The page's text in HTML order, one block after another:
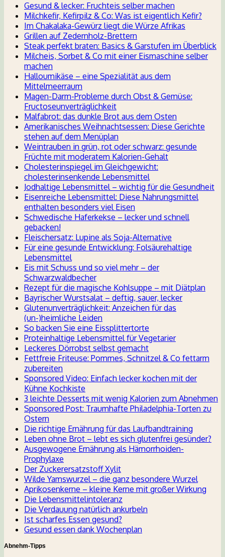
Gesund & lecker: Fruchteis selber machen
Milchkefir, Kefirpilz & Co: Was ist eigentlich Kefir?
Im Chakalaka-Gewürz liegt die Würze Afrikas
Grillen auf Zedernholz-Brettern
Steak perfekt braten: Basics & Garstufen im Überblick
Milcheis, Sorbet & Co mit einer Eismaschine selber
machen
Halloumikäse – eine Spezialität aus dem
Mittelmeerraum
Magen-Darm-Probleme durch Obst & Gemüse:
Fructoseunverträglichkeit
Malfabrot: das dunkle Brot aus dem Osten
Amerikanisches Weihnachtsessen: Diese Gerichte
stehen auf dem Menüplan
Weintrauben in grün, rot oder schwarz: gesunde
Früchte mit moderatem Kalorien-Gehalt
Cholesterinspiegel im Gleichgewicht:
cholesterinsenkende Lebensmittel
Jodhaltige Lebensmittel – wichtig für die Gesundheit
Eisenreiche Lebensmittel: Diese Nahrungsmittel
enthalten besonders viel Eisen
Schwedische Haferkekse – lecker und schnell
gebacken!
Fleischersatz: Lupine als Soja-Alternative
Für eine gesunde Entwicklung: Folsäurehaltige
Lebensmittel
Eis mit Schuss und so viel mehr – der
Schwarzwaldbecher
Rezept für die magische Kohlsuppe – mit Diätplan
Bayrischer Wurstsalat – deftig, sauer, lecker
Glutenunverträglichkeit: Anzeichen für das
(un-)heimliche Leiden
So backen Sie eine Eissplittertorte
Proteinhaltige Lebensmittel für Vegetarier
Leckeres Dörrobst selbst gemacht
Fettfreie Friteuse: Pommes, Schnitzel & Co fettarm
zubereiten
Sponsored Video: Einfach lecker kochen mit der
Kühne Kochkiste
3 leichte Desserts mit wenig Kalorien zum Abnehmen
Sponsored Post: Traumhafte Philadelphia-Torten zu
Ostern
Die richtige Ernährung für das Laufbandtraining
Leben ohne Brot – lebt es sich glutenfrei gesünder?
Ausgewogene Ernährung als Hämorrhoiden-
Prophylaxe
Der Zuckerersatzstoff Xylit
Wilde Yamswurzel – die ganz besondere Wurzel
Aprikosenkerne – kleine Kerne mit großer Wirkung
Die Lebensmittelintoleranz
Die Verdauung natürlich ankurbeln
Ist scharfes Essen gesund?
Gesund essen dank Wochenplan
Abnehm-Tipps